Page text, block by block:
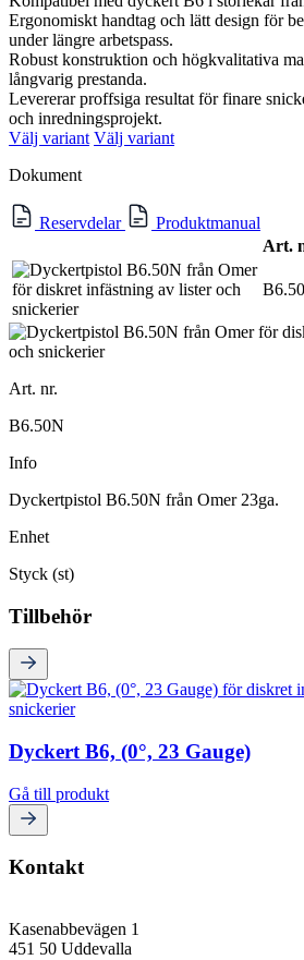
Ergonomiskt handtag och lätt design för
under längre arbetspass.
Robust konstruktion och högkvalitativa
långvarig prestanda.
Levererar proffsiga resultat för finare
och inredningsprojekt.
Välj variant Välj variant
Dokument
Reservdelar
Produktmanual
Art.
Art. nr.
B6.50N
Info
Dyckertpistol B6.50N från Omer 23ga.
Enhet
Styck (st)
Tillbehör
Dyckert B6, (0°, 23 Gauge)
Gå till produkt
Kontakt
Kasenabbevägen 1
451 50 Uddevalla